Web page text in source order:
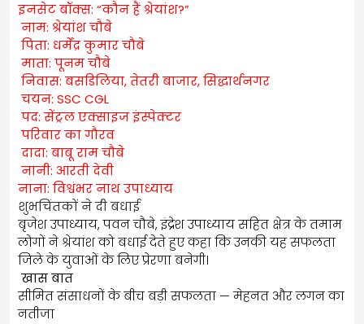
इनसेट बॉक्स: “कौन हैं श्रेयांश?”
नाम: श्रेयांश चौबे
पिता: धर्मेंद्र कुमार चौबे
माता: पूनम चौबे
निवास: बसडिलिया, तेतरी बाजार, सिद्धार्थनगर
चयन: SSC CGL
पद: सेंट्रल एक्साइज इंस्पेक्टर
परिवार का गौरव
दादा: बाबू राम चौबे
नानी: आरती देवी
नाना: विश्वंभर नाथ उपाध्याय
शुभचिंतकों ने दी बधाई
बृजेश उपाध्याय, पवन चौबे, इंद्रेश उपाध्याय सहित क्षेत्र के तमाम
लोगों ने श्रेयांश को बधाई देते हुए कहा कि उनकी यह सफलता
जिले के युवाओं के लिए प्रेरणा बनेगी।
खास बात
सीमित संसाधनों के बीच बड़ी सफलता — मेहनत और लगन का
नतीजा